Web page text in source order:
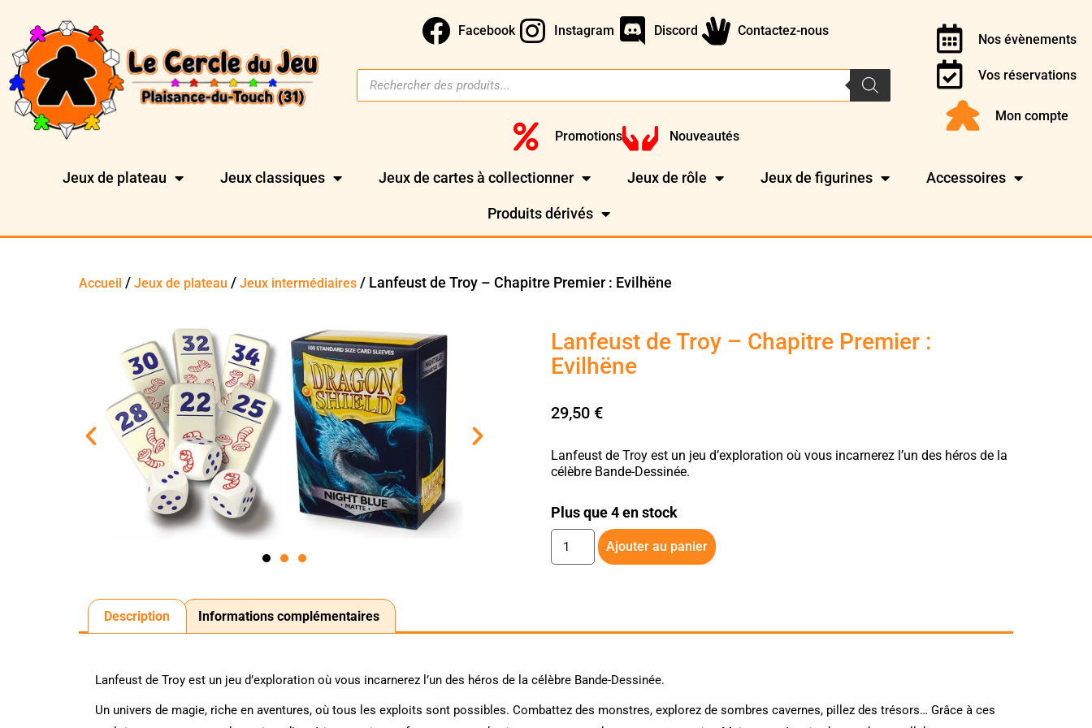
Facebook Instagram Discord Contactez-nous
Promotions Nouveautés
Nos évènements
Vos réservations
Mon compte
Jeux de plateau Jeux classiques Jeux de cartes à collectionner Jeux de rôle Jeux de figurines Accessoires
Produits dérivés
Accueil /Jeux de plateau /Jeux intermédiaires / Lanfeust de Troy – Chapitre Premier : Evilhëne
Lanfeust de Troy – Chapitre Premier :
Evilhëne
29,50 €
Lanfeust de Troy est un jeu d’exploration où vous incarnerez l’un des héros de la
célèbre Bande-Dessinée.
Plus que 4 en stock
Ajouter au panier
Description Informations complémentaires
Lanfeust de Troy est un jeu d’exploration où vous incarnerez l’un des héros de la célèbre Bande-Dessinée.
Un univers de magie, riche en aventures, où tous les exploits sont possibles. Combattez des monstres, explorez de sombres cavernes, pillez des trésors… Grâce à ces